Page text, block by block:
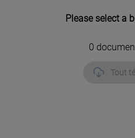
Please select a
0
Tout